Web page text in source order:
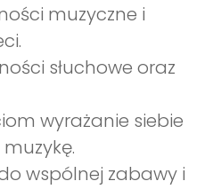
muzyczne i
słuchowe oraz
wyrażanie siebie
wspólnej zabawy i